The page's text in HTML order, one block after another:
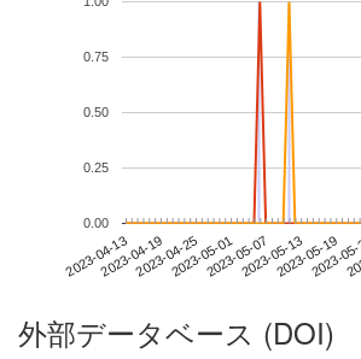
2023-04-132023-04-192023-04-252023-05-012023-05-072023-05-132023-05-19
2023-
0.00
0.25
0.50
0.75
外部データベース (DOI)